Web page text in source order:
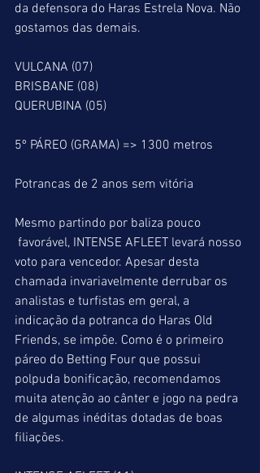
da defensora do Haras Estrela Nova. Não
gostamos das demais.
VULCANA (07)
BRISBANE (08)
QUERUBINA (05)
5º PÁREO (GRAMA) => 1300 metros
Potrancas de 2 anos sem vitória
Mesmo partindo por baliza pouco
favorável, INTENSE AFLEET levará nosso
voto para vencedor. Apesar desta
chamada invariavelmente derrubar os
analistas e turfistas em geral, a
indicação da potranca do Haras Old
Friends, se impõe. Como é o primeiro
páreo do Betting Four que possui
polpuda bonificação, recomendamos
muita atenção ao cânter e jogo na pedra
de algumas inéditas dotadas de boas
filiações.